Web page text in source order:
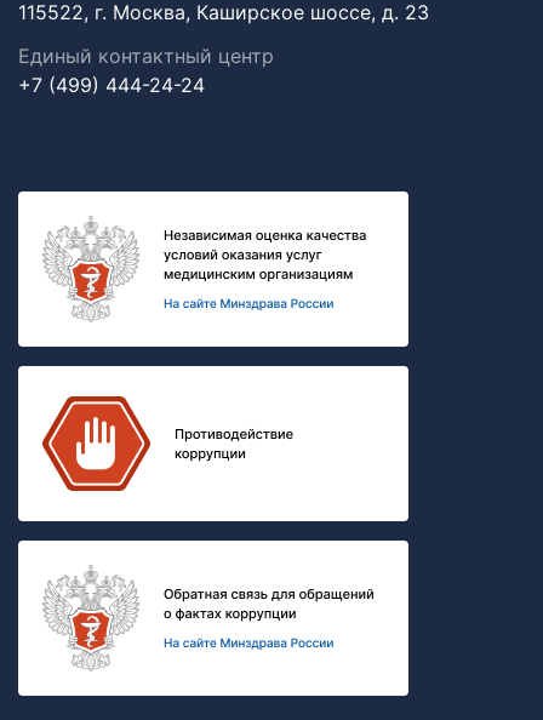
115522, г. Москва, Каширское шоссе, д. 23
Единый контактный центр
+7 (499) 444-24-24